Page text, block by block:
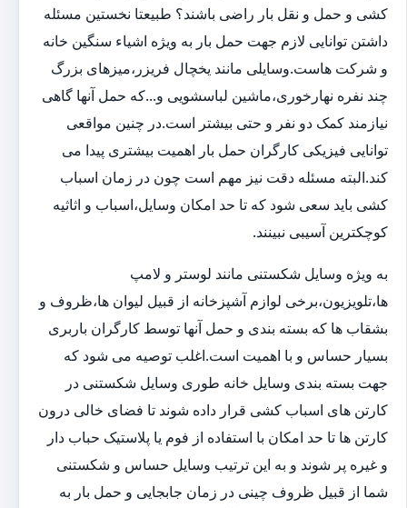
کشی و حمل و نقل بار راضی باشند؟ طبیعتا نخستین مسئله
داشتن توانایی لازم جهت حمل بار به ویژه اشیاء سنگین خانه
و شرکت هاست.وسایلی مانند یخچال فریزر،میزهای بزرگ
چند نفره نهارخوری،ماشین لباسشویی و...که حمل آنها گاهی
نیازمند کمک دو نفر و حتی بیشتر است.در چنین مواقعی
توانایی فیزیکی کارگران حمل بار اهمیت بیشتری پیدا می
کند.البته مسئله دقت نیز مهم است چون در زمان اسباب
کشی باید سعی شود که تا حد امکان وسایل،اسباب و اثاثیه
کوچکترین آسیبی نبینند.
به ویژه وسایل شکستنی مانند لوستر و لامپ
ها،تلویزیون،برخی لوازم آشپزخانه از قبیل لیوان ها،ظروف و
بشقاب ها که بسته بندی و حمل آنها توسط کارگران باربری
بسیار حساس و با اهمیت است.اغلب توصیه می شود که
جهت بسته بندی وسایل خانه طوری وسایل شکستنی در
کارتن های اسباب کشی قرار داده شوند تا فضای خالی درون
کارتن ها تا حد امکان با استفاده از فوم یا پلاستیک حباب دار
و غیره پر شوند و به این ترتیب وسایل حساس و شکستنی
شما از قبیل ظروف چینی در زمان جابجایی و حمل بار به